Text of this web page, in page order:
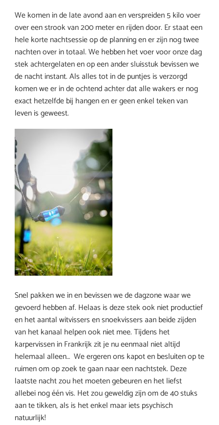
We komen in de late avond aan en verspreiden 5 kilo voer
over een strook van 200 meter en rijden door. Er staat een
hele korte nachtsessie op de planning en er zijn nog twee
nachten over in totaal. We hebben het voer voor onze dag
stek achtergelaten en op een ander sluisstuk bevissen we
de nacht instant. Als alles tot in de puntjes is verzorgd
komen we er in de ochtend achter dat alle wakers er nog
exact hetzelfde bij hangen en er geen enkel teken van
leven is geweest.
Snel pakken we in en bevissen we de dagzone waar we
gevoerd hebben af. Helaas is deze stek ook niet productief
en het aantal witvissers en snoekvissers aan beide zijden
van het kanaal helpen ook niet mee. Tijdens het
karpervissen in Frankrijk zit je nu eenmaal niet altijd
helemaal alleen… We ergeren ons kapot en besluiten op te
ruimen om op zoek te gaan naar een nachtstek. Deze
laatste nacht zou het moeten gebeuren en het liefst
allebei nog één vis. Het zou geweldig zijn om de 40 stuks
aan te tikken, als is het enkel maar iets psychisch
natuurlijk!